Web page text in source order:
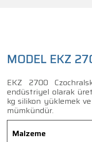
MODEL EKZ
EKZ 2700
endüstriyel olarak
kg silikon yüklemek
mümkündür.
Malzeme